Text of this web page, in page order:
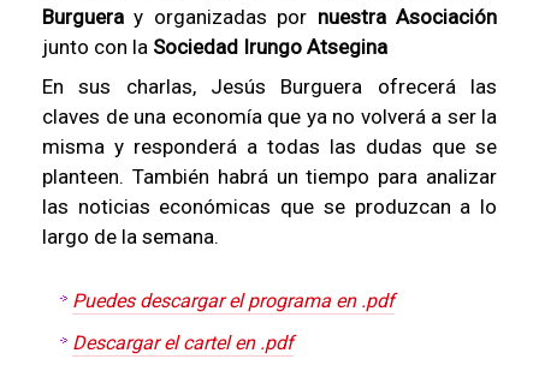
Burgueray organizadas por nuestra Asociación
junto con la Sociedad Irungo Atsegina
En sus charlas, Jesús Burguera ofrecerá las
claves de una economía que ya no volverá a ser la
misma y responderá a todas las dudas que se
planteen. También habrá un tiempo para analizar
las noticias económicas que se produzcan a lo
largo de la semana.
Puedes descargar el programa en .pdf
Descargar el cartel en .pdf